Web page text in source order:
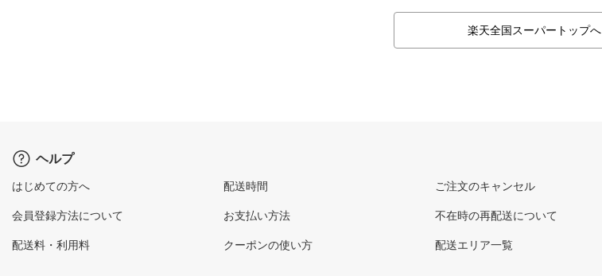
楽天全国スーパートップへ
ヘルプ
はじめての方へ
会員登録方法について
配送料・利用料
配送時間
お支払い方法
クーポンの使い方
ご注文のキャンセル
不在時の再配送について
配送エリア一覧